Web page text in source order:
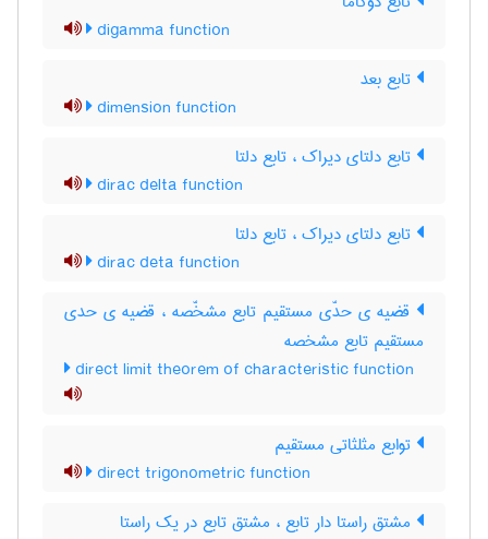
digamma function
تابع بعد
dimension function
تابع دلتای دیراک ، تابع دلتا
dirac delta function
تابع دلتای دیراک ، تابع دلتا
dirac deta function
قضیه ی حدّی مستقیم تابع مشخّصه ، قضیه ی حدی
مستقیم تابع مشخصه
direct limit theorem of characteristic function
توابع مثلثاتی مستقیم
direct trigonometric function
مشتق راستا دار تابع ، مشتق تابع در یک راستا